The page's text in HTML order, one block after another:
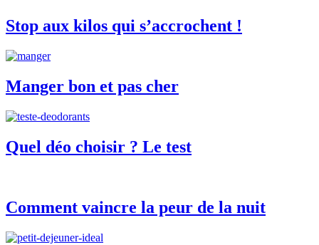
Stop aux kilos qui s’accrochent !
Manger bon et pas cher
Quel déo choisir ? Le test
Comment vaincre la peur de la nuit